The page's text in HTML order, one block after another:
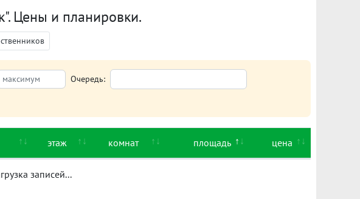
Цены и планировки.
Очередь:
этаж комнат площадь цена
записей...